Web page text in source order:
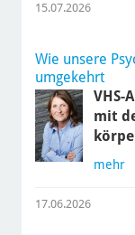
15.07.2026
Wie unsere
umgekehrt
VHS-
mit
mehr
17.06.2026